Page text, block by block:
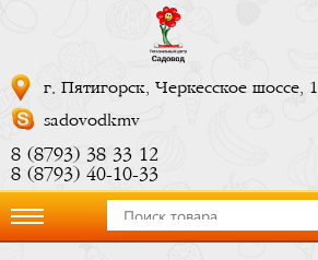
г. Пятигорск, Черкесское шоссе, 1
sadovodkmv
8 (8793) 38 33 12
8 (8793) 40-10-33